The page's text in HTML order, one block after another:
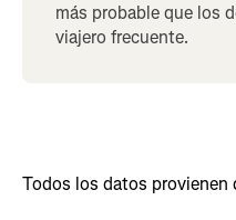
más probable que los
viajero frecuente.
Todos los datos provienen